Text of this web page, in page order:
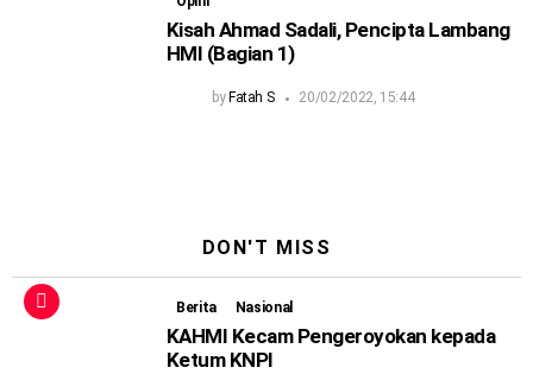
Kisah Ahmad Sadali, Pencipta Lambang
HMI (Bagian 1)
by Fatah S 20/02/2022, 15:44
DON'T MISS
Berita Nasional
KAHMI Kecam Pengeroyokan kepada
Ketum KNPI